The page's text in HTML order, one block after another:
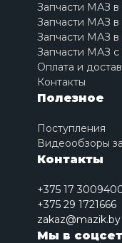
Запчасти МАЗ в
Запчасти МАЗ в
Запчасти МАЗ в
Запчасти МАЗ с
Оплата и
Контакты
Полезное
Поступления
Видеообзоры
Контакты
+375 17
+375 29 1721666
zakaz@mazik.by
Мы в